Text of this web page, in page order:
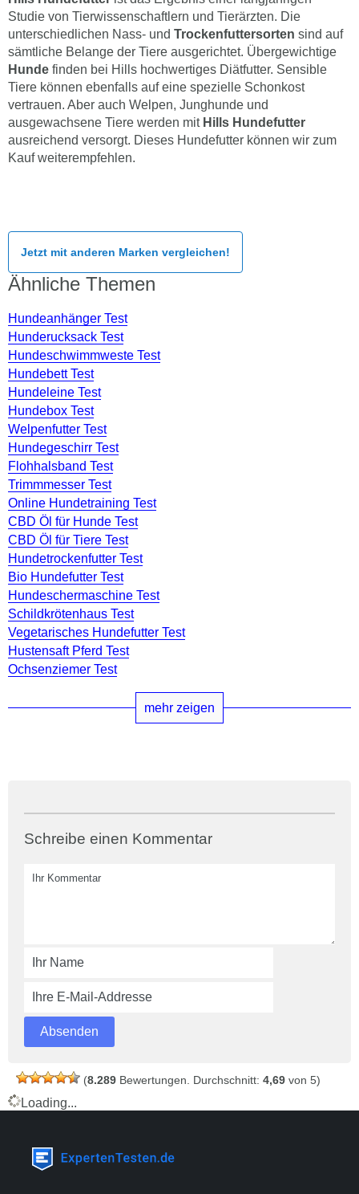
Studie von Tierwissenschaftlern und Tierärzten. Die
unterschiedlichen Nass- und Trockenfuttersorten sind auf
sämtliche Belange der Tiere ausgerichtet. Übergewichtige
Hunde finden bei Hills hochwertiges Diätfutter. Sensible
Tiere können ebenfalls auf eine spezielle Schonkost
vertrauen. Aber auch Welpen, Junghunde und
ausgewachsene Tiere werden mitHills Hundefutter
ausreichend versorgt. Dieses Hundefutter können wir zum
Kauf weiterempfehlen.
Jetzt mit anderen Marken vergleichen!
Ähnliche Themen
Hundeanhänger Test
Hunderucksack Test
Hundeschwimmweste Test
Hundebett Test
Hundeleine Test
Hundebox Test
Welpenfutter Test
Hundegeschirr Test
Flohhalsband Test
Trimmmesser Test
Online Hundetraining Test
CBD Öl für Hunde Test
CBD Öl für Tiere Test
Hundetrockenfutter Test
Bio Hundefutter Test
Hundeschermaschine Test
Schildkrötenhaus Test
Vegetarisches Hundefutter Test
Hustensaft Pferd Test
Ochsenziemer Test
mehr zeigen
Schreibe einen Kommentar
(8.289 Bewertungen. Durchschnitt: 4,69 von 5)
Loading...